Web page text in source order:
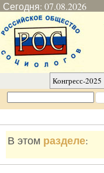
Сегодня: 07.08.2026
Конгресс-2025
В этом разделе: